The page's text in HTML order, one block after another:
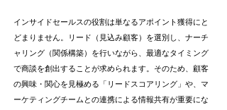
インサイドセールスの役割は単なるアポイント獲得にと
どまりません。リード（見込み顧客）を選別し、ナーチ
ャリング（関係構築）を行いながら、最適なタイミング
で商談を創出することが求められます。そのため、顧客
の興味・関心を見極める「リードスコアリング」や、マ
ーケティングチームとの連携による情報共有が重要にな